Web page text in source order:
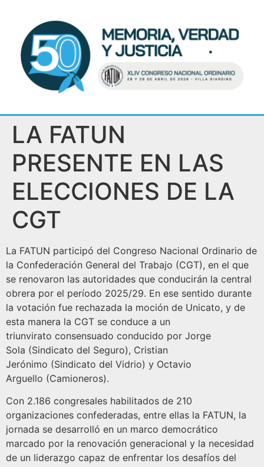
LA FATUN
PRESENTE EN LAS
ELECCIONES DE LA
CGT
La FATUN participó del Congreso Nacional Ordinario de
la Confederación General del Trabajo (CGT), en el que
se renovaron las autoridades que conducirán la central
obrera por el período 2025/29. En ese sentido durante
la votación fue rechazada la moción de Unicato, y de
esta manera la CGT se conduce a un
triunvirato consensuado conducido por Jorge
Sola (Sindicato del Seguro), Cristian
Jerónimo (Sindicato del Vidrio) y Octavio
Arguello (Camioneros).
Con 2.186 congresales habilitados de 210
organizaciones confederadas, entre ellas la FATUN, la
jornada se desarrolló en un marco democrático
marcado por la renovación generacional y la necesidad
de un liderazgo capaz de enfrentar los desafíos del